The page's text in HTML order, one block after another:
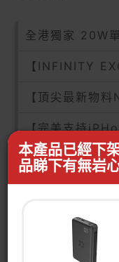
全港獨家 20W
【INFINITY
【頂尖最新物
【完美支持
【全港性價比
?
慳30%】
10000mAh 激
本產品已經下
品睇下有無岩